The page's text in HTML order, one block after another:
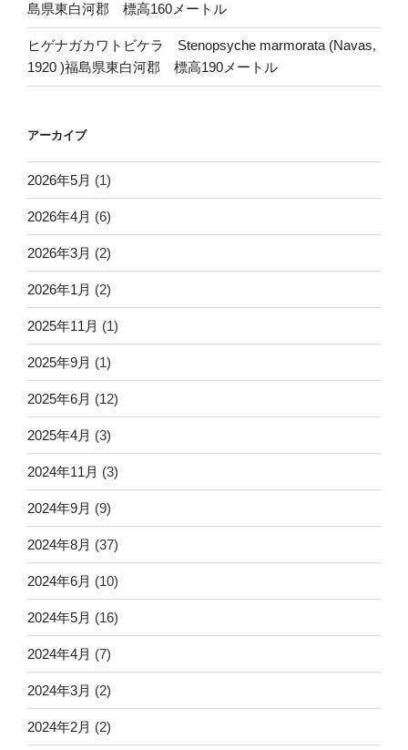
島県東白河郡 標高160メートル
ヒゲナガカワトビケラ Stenopsyche marmorata (Navas,
1920 )福島県東白河郡 標高190メートル
アーカイブ
2026年5月 (1)
2026年4月 (6)
2026年3月 (2)
2026年1月 (2)
2025年11月 (1)
2025年9月 (1)
2025年6月 (12)
2025年4月 (3)
2024年11月 (3)
2024年9月 (9)
2024年8月 (37)
2024年6月 (10)
2024年5月 (16)
2024年4月 (7)
2024年3月 (2)
2024年2月 (2)